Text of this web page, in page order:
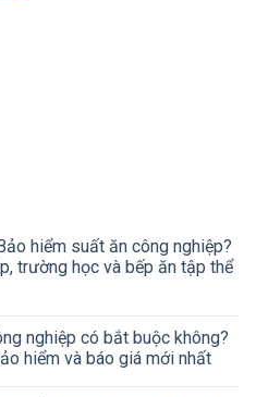
hiểm suất ăn công nghiệp?
trường học và bếp ăn tập thể
nghiệp có bắt buộc không?
hiểm và báo giá mới nhất